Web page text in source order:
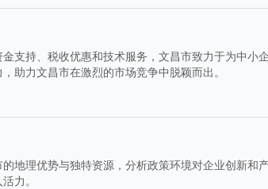
支持、税收优惠和技术服务，文昌市致力于为中小
助力文昌市在激烈的市场竞争中脱颖而出。
地理优势与独特资源，分析政策环境对企业创新和
力。